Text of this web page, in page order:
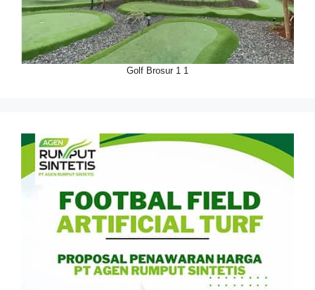
Golf Brosur 1 1